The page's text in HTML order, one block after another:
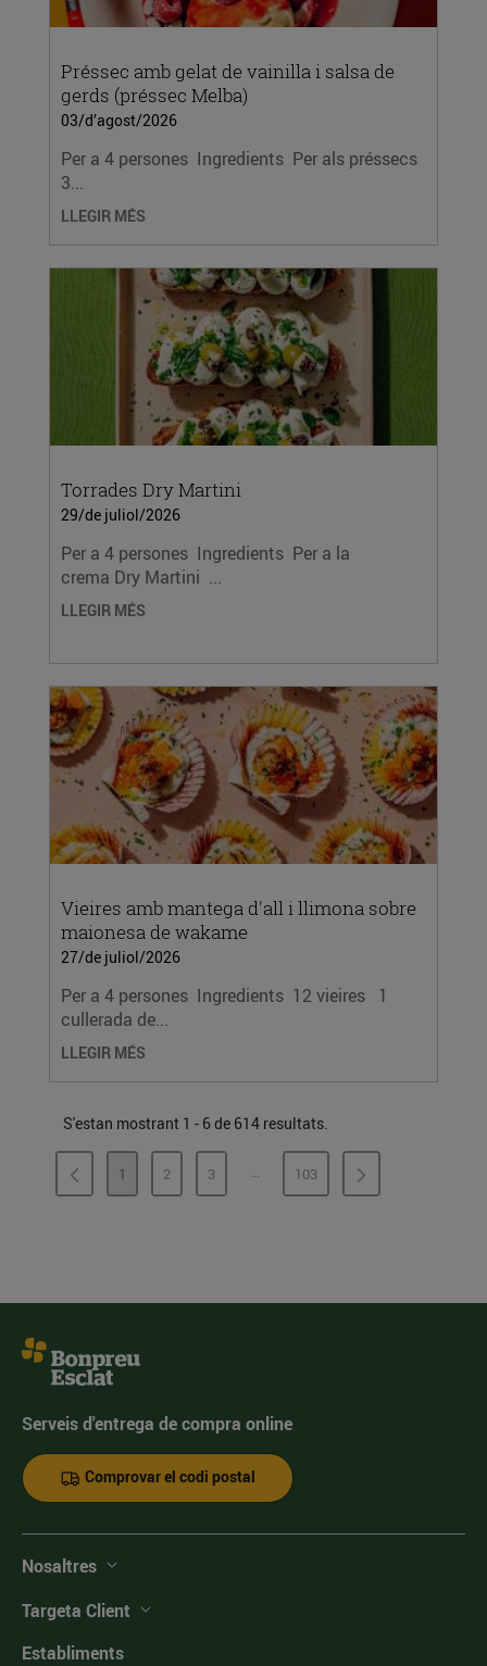
Préssec amb gelat de vainilla i salsa de
gerds (préssec Melba)
03/d’agost/2026
Per a 4 persones Ingredients Per als préssecs
3...
LLEGIR MÉS
Torrades Dry Martini
29/de juliol/2026
Per a 4 persones Ingredients Per a la
crema Dry Martini ...
LLEGIR MÉS
Vieires amb mantega d'all i llimona sobre
maionesa de wakame
27/de juliol/2026
Per a 4 persones Ingredients 12 vieires 1
cullerada de...
LLEGIR MÉS
S'estan mostrant 1 - 6 de 614 resultats.
PÀGINA
1 PÀGINA
2 PÀGINA
3 ...PÀGINES INTERMÈDIES
PÀGINA
103
Serveis d'entrega de compra online
Comprovar el codi postal
Nosaltres
Targeta Client
Establiments